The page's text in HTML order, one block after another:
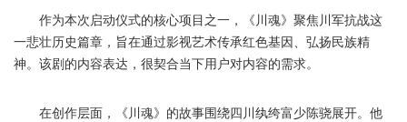
作为本次启动仪式的核心项目之一，《川魂》聚焦川军抗战这
一悲壮历史篇章，旨在通过影视艺术传承红色基因、弘扬民族精
神。该剧的内容表达，很契合当下用户对内容的需求。
在创作层面，《川魂》的故事围绕四川纨绔富少陈骁展开。他